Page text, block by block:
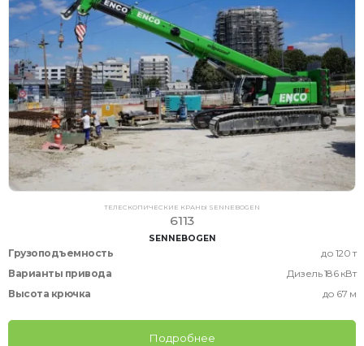
ТЕЛЕСКОПИЧЕСКИЕ КРАНЫ SENNEBOGEN
6113
SENNEBOGEN
Грузоподъемность
до 120 т
Варианты привода
Дизель 186 кВт
Высота крючка
до 67 м
Подробнее